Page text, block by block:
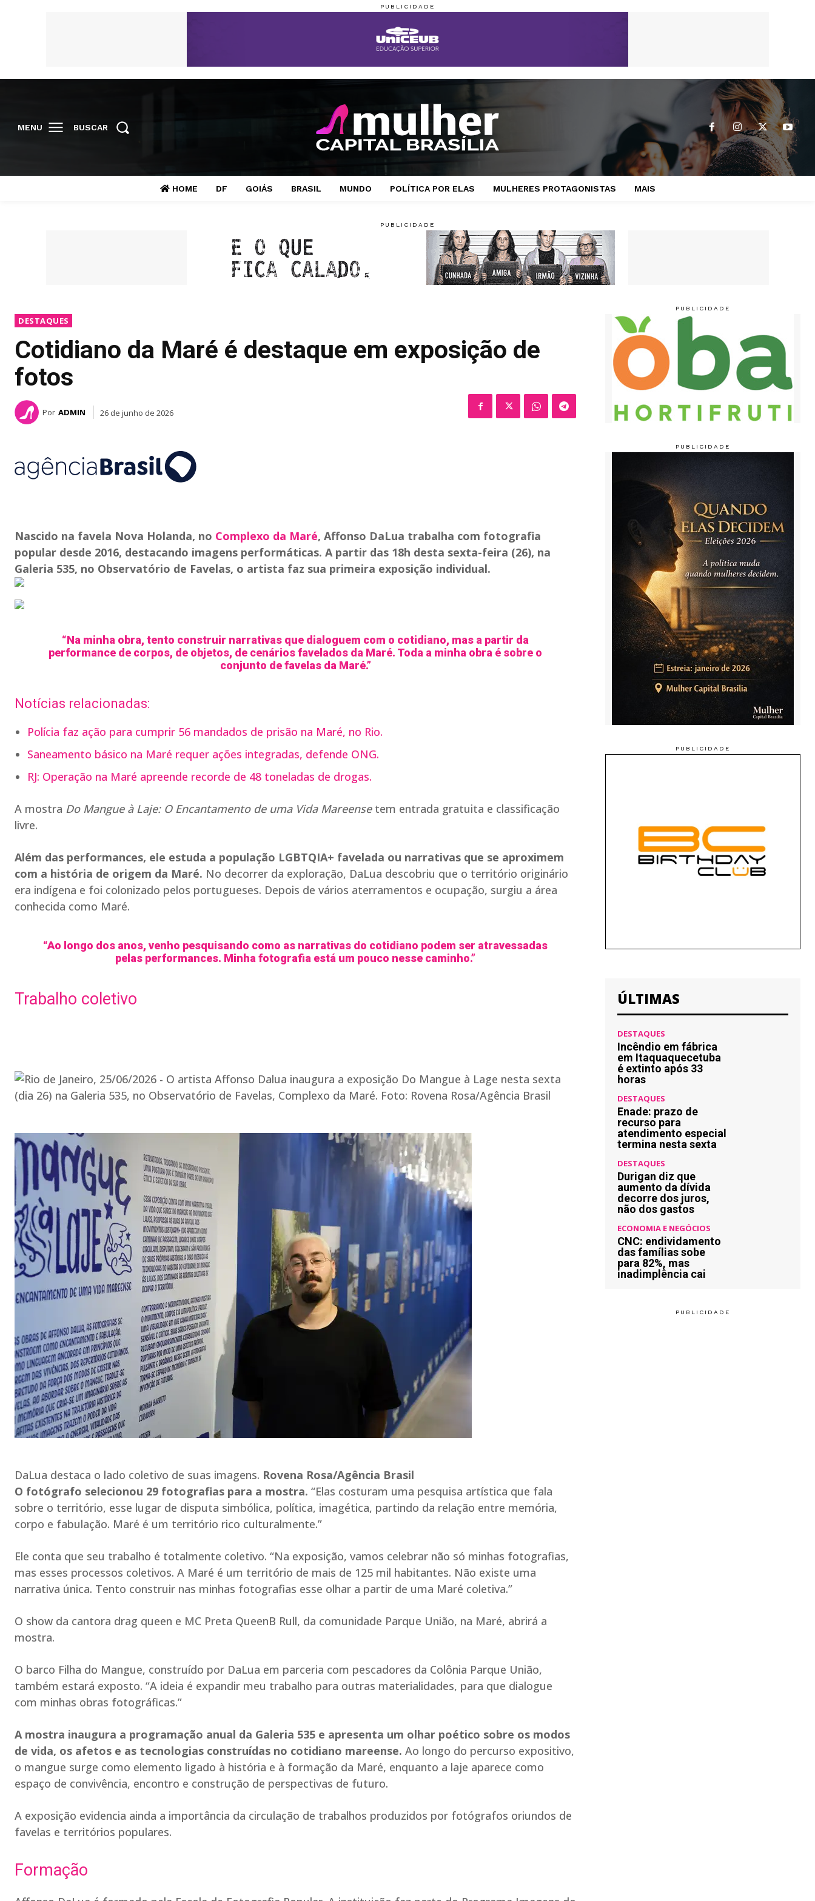
MENU BUSCAR
HOME DF GOIÁS BRASIL MUNDO POLÍTICA POR ELAS MULHERES PROTAGONISTAS MAIS
DESTAQUES
Cotidiano da Maré é destaque em exposição de
fotos
Por ADMIN 26 de junho de 2026
Nascido na favela Nova Holanda, no Complexo da Maré, Affonso DaLua trabalha com fotografia
popular desde 2016, destacando imagens performáticas. A partir das 18h desta sexta-feira (26), na
Galeria 535, no Observatório de Favelas, o artista faz sua primeira exposição individual.
“Na minha obra, tento construir narrativas que dialoguem com o cotidiano, mas a partir da
performance de corpos, de objetos, de cenários favelados da Maré. Toda a minha obra é sobre o
conjunto de favelas da Maré.”
Notícias relacionadas:
Polícia faz ação para cumprir 56 mandados de prisão na Maré, no Rio.
Saneamento básico na Maré requer ações integradas, defende ONG.
RJ: Operação na Maré apreende recorde de 48 toneladas de drogas.
A mostra Do Mangue à Laje: O Encantamento de uma Vida Mareensetem entrada gratuita e classificação
livre.
Além das performances, ele estuda a população LGBTQIA+ favelada ou narrativas que se aproximem
com a história de origem da Maré. No decorrer da exploração, DaLua descobriu que o território originário
era indígena e foi colonizado pelos portugueses. Depois de vários aterramentos e ocupação, surgiu a área
conhecida como Maré.
“Ao longo dos anos, venho pesquisando como as narrativas do cotidiano podem ser atravessadas
pelas performances. Minha fotografia está um pouco nesse caminho.”
Trabalho coletivo
DaLua destaca o lado coletivo de suas imagens. Rovena Rosa/Agência Brasil
O fotógrafo selecionou 29 fotografias para a mostra. “Elas costuram uma pesquisa artística que fala
sobre o território, esse lugar de disputa simbólica, política, imagética, partindo da relação entre memória,
corpo e fabulação. Maré é um território rico culturalmente.”
Ele conta que seu trabalho é totalmente coletivo. “Na exposição, vamos celebrar não só minhas fotografias,
mas esses processos coletivos. A Maré é um território de mais de 125 mil habitantes. Não existe uma
narrativa única. Tento construir nas minhas fotografias esse olhar a partir de uma Maré coletiva.”
O show da cantora drag queen e MC Preta QueenB Rull, da comunidade Parque União, na Maré, abrirá a
mostra.
O barco Filha do Mangue, construído por DaLua em parceria com pescadores da Colônia Parque União,
também estará exposto. “A ideia é expandir meu trabalho para outras materialidades, para que dialogue
com minhas obras fotográficas.”
A mostra inaugura a programação anual da Galeria 535 e apresenta um olhar poético sobre os modos
de vida, os afetos e as tecnologias construídas no cotidiano mareense. Ao longo do percurso expositivo,
o mangue surge como elemento ligado à história e à formação da Maré, enquanto a laje aparece como
espaço de convivência, encontro e construção de perspectivas de futuro.
A exposição evidencia ainda a importância da circulação de trabalhos produzidos por fotógrafos oriundos de
favelas e territórios populares.
Formação
ÚLTIMAS
DESTAQUES
Incêndio em fábrica
em Itaquaquecetuba
é extinto após 33
horas
DESTAQUES
Enade: prazo de
recurso para
atendimento especial
termina nesta sexta
DESTAQUES
Durigan diz que
aumento da dívida
decorre dos juros,
não dos gastos
ECONOMIA E NEGÓCIOS
CNC: endividamento
das famílias sobe
para 82%, mas
inadimplência cai